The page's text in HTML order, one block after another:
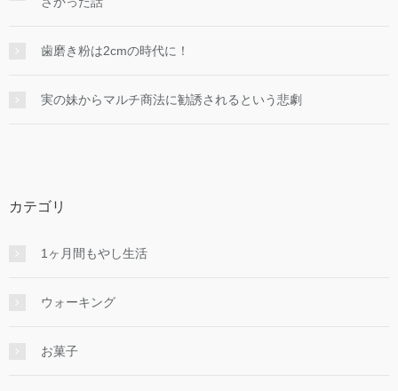
歯磨き粉は2cmの時代に！
実の妹からマルチ商法に勧誘されるという悲劇
カテゴリ
1ヶ月間もやし生活
ウォーキング
お菓子